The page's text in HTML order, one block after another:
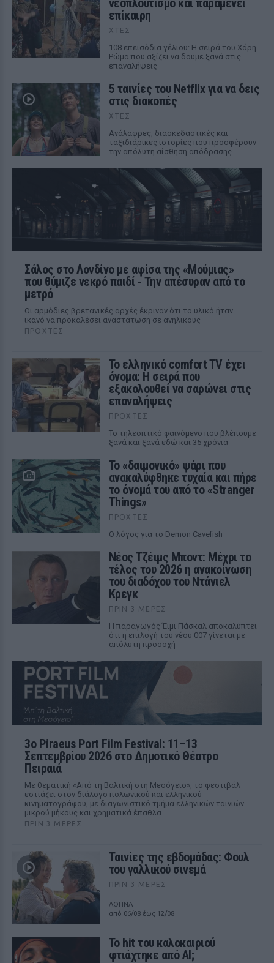
νεοπλουτισμό και παραμένει
επίκαιρη
ΧΤΕΣ
108 επεισόδια γέλιου: Η σειρά του Χάρη
Ρώμα που αξίζει να δούμε ξανά στις
επαναλήψεις
5 ταινίες του Netflix για να δεις
στις διακοπές
ΧΤΕΣ
Aνάλαφρες, διασκεδαστικές και
ταξιδιάρικες ιστορίες που προσφέρουν
την απόλυτη αίσθηση απόδρασης
Σάλος στο Λονδίνο με αφίσα της «Μούμιας»
που θύμιζε νεκρό παιδί ‑ Την απέσυραν από το
μετρό
Οι αρμόδιες βρετανικές αρχές έκριναν ότι το υλικό ήταν
ικανό να προκαλέσει αναστάτωση σε ανήλικους
ΠΡΟΧΤΈΣ
Το ελληνικό comfort TV έχει
όνομα: Η σειρά που
εξακολουθεί να σαρώνει στις
επαναλήψεις
ΠΡΟΧΤΈΣ
Το τηλεοπτικό φαινόμενο που βλέπουμε
ξανά και ξανά εδώ και 35 χρόνια
Το «δαιμονικό» ψάρι που
ανακαλύφθηκε τυχαία και πήρε
το όνομά του από το «Stranger
Things»
ΠΡΟΧΤΈΣ
Ο λόγος για το Demon Cavefish
Νέος Τζέιμς Μποντ: Μέχρι το
τέλος του 2026 η ανακοίνωση
του διαδόχου του Ντάνιελ
Κρεγκ
ΠΡΙΝ 3 ΜΈΡΕΣ
Η παραγωγός Έιμι Πάσκαλ αποκαλύπτει
ότι η επιλογή του νέου 007 γίνεται με
απόλυτη προσοχή
3ο Piraeus Port Film Festival: 11–13
Σεπτεμβρίου 2026 στο Δημοτικό Θέατρο
Πειραιά
Με θεματική «Από τη Βαλτική στη Μεσόγειο», το φεστιβάλ
εστιάζει στον διάλογο πολωνικού και ελληνικού
κινηματογράφου, με διαγωνιστικό τμήμα ελληνικών ταινιών
μικρού μήκους και χρηματικά έπαθλα.
ΠΡΙΝ 3 ΜΈΡΕΣ
Ταινίες της εβδομάδας: Φουλ
του γαλλικού σινεμά
ΠΡΙΝ 3 ΜΈΡΕΣ
ΑΘΗΝΑ
από 06/08 έως 12/08
Το hit του καλοκαιριού
φτιάχτηκε από AI;